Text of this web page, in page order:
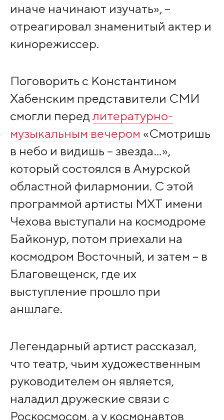
иначе начинают изучать», –
отреагировал знаменитый актер и
кинорежиссер.
Поговорить с Константином
Хабенским представители СМИ
смогли передлитературно-
музыкальным вечером «Смотришь
в небо и видишь – звезда…»,
который состоялся в Амурской
областной филармонии. С этой
программой артисты МХТ имени
Чехова выступали на космодроме
Байконур, потом приехали на
космодром Восточный, и затем – в
Благовещенск, где их
выступление прошло при
аншлаге.
Легендарный артист рассказал,
что театр, чьим художественным
руководителем он является,
наладил дружеские связи с
Роскосмосом, а у космонавтов